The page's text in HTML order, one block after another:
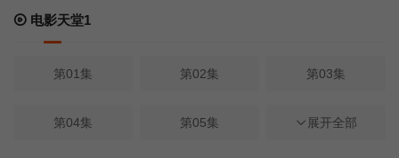
电影天堂1
第01集 第02集 第03集
第04集 第05集 第06集
展开全部